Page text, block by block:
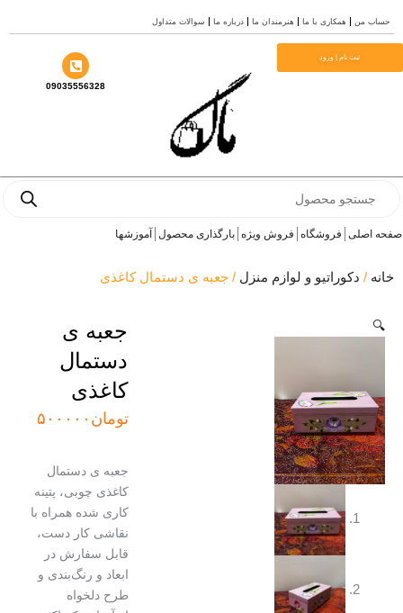
من همکاری با ما هنرمندان ما درباره ما سوالات متداول
ثبت نام | ورود
09035556328
فروشگاه فروش ویژه بارگذاری محصول آموزشها
دکوراتیو و لوازم منزل/ جعبه ی دستمال کاغذی
جعبه ی
دستمال
کاغذی
تومان۵۰۰۰۰۰
جعبه ی دستمال
کاغذی چوبی، پتینه
کاری شده همراه با
نقاشی کار دست،
قابل سفارش در
ابعاد و رنگ‌بندی و
طرح دلخواه